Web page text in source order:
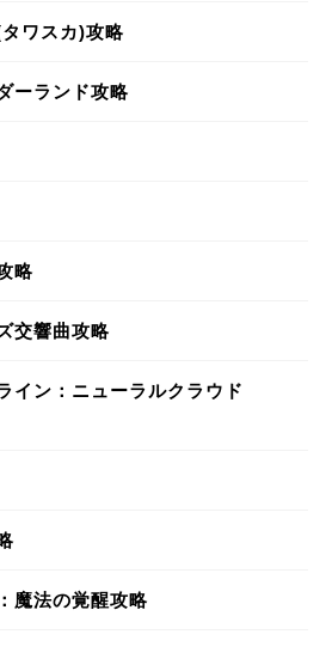
ワスカ)攻略
ーランド攻略
略
交響曲攻略
イン：ニューラルクラウド
魔法の覚醒攻略